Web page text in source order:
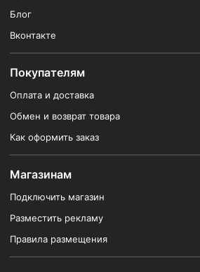
Блог
Вконтакте
Покупателям
Оплата и доставка
Обмен и возврат товара
Как оформить заказ
Магазинам
Подключить магазин
Разместить рекламу
Правила размещения